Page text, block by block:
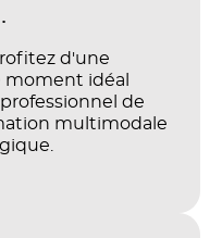
d'une
moment idéal
de
multimodale